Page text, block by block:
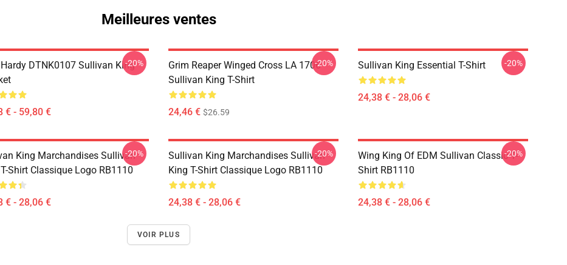
Meilleures ventes
DTNK0107 Sullivan King
€ - 59,80 €
-20%
Grim Reaper Winged Cross LA 1706
Sullivan King T-Shirt
24,46 € $26.59
-20% Sullivan King Essential T-Shirt
24,38 € - 28,06 €
-20%
King Marchandises Sullivan
Shirt Classique Logo RB1110
€ - 28,06 €
-20%
Sullivan King Marchandises Sullivan
King T-Shirt Classique Logo RB1110
24,38 € - 28,06 €
-20%
Wing King Of EDM Sullivan Classic T-
Shirt RB1110
24,38 € - 28,06 €
-20%
VOIR PLUS